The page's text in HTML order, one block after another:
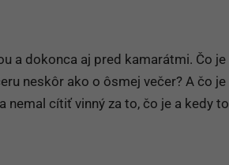
a dokonca aj pred kamarátmi. Čo je
neskôr ako o ôsmej večer? A čo je
cítiť vinný za to, čo je a kedy to